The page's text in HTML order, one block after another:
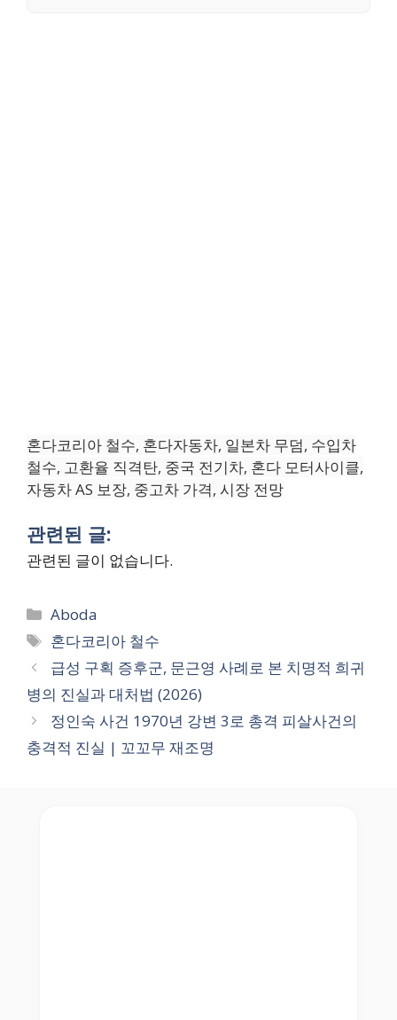
혼다코리아 철수, 혼다자동차, 일본차 무덤, 수입차
철수, 고환율 직격탄, 중국 전기차, 혼다 모터사이클,
자동차 AS 보장, 중고차 가격, 시장 전망
관련된 글:
관련된 글이 없습니다.
Categories
Aboda
Tags
혼다코리아 철수
급성 구획 증후군, 문근영 사례로 본 치명적 희귀
병의 진실과 대처법 (2026)
정인숙 사건 1970년 강변 3로 총격 피살사건의
충격적 진실 | 꼬꼬무 재조명